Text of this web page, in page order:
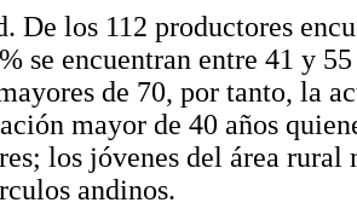
De los 112 productores
se encuentran entre 41 y
de 70, por tanto, la
mayor de 40 años
los jóvenes del área
andinos.